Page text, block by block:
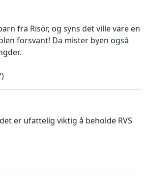
fra Risör, og syns det ville väre en
forsvant! Da mister byen også
er ufattelig viktig å beholde RVS